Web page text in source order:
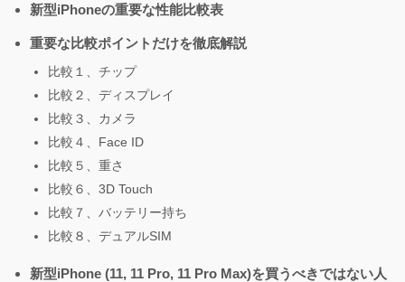
新型iPhoneの重要な性能比較表
重要な比較ポイントだけを徹底解説
比較１、チップ
比較２、ディスプレイ
比較３、カメラ
比較４、Face ID
比較５、重さ
比較６、3D Touch
比較７、バッテリー持ち
比較８、デュアルSIM
新型iPhone (11, 11 Pro, 11 Pro Max)を買うべきではない人